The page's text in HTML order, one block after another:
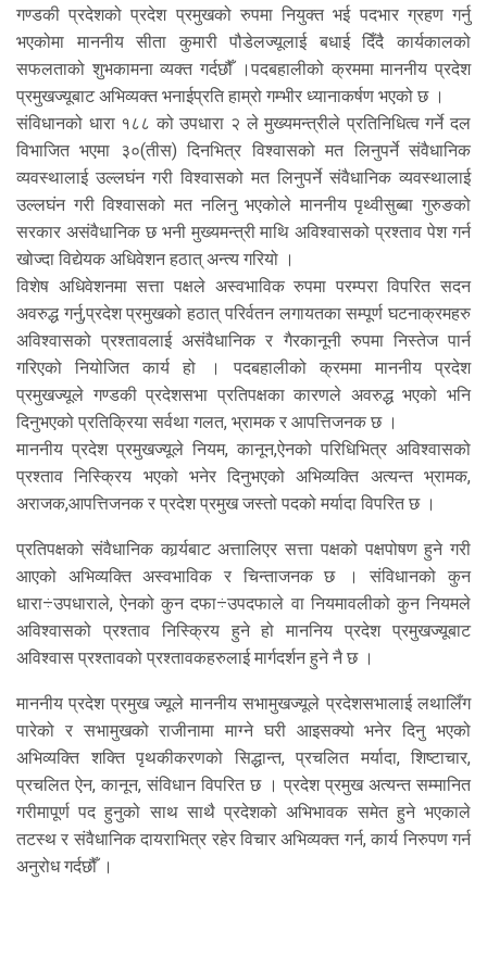
गण्डकी प्रदेशको प्रदेश प्रमुखको रुपमा नियुक्त भई पदभार ग्रहण गर्नु
भएकोमा माननीय सीता कुमारी पौडेलज्यूलाई बधाई दिँदै कार्यकालको
सफलताको शुभकामना व्यक्त गर्दछौँ ।पदबहालीको क्रममा माननीय प्रदेश
प्रमुखज्यूबाट अभिव्यक्त भनाईप्रति हाम्रो गम्भीर ध्यानाकर्षण भएको छ ।
संविधानको धारा १८८ को उपधारा २ ले मुख्यमन्त्रीले प्रतिनिधित्व गर्ने दल
विभाजित भएमा ३०(तीस) दिनभित्र विश्वासको मत लिनुपर्ने संवैधानिक
व्यवस्थालाई उल्लघंन गरी विश्वासको मत लिनुपर्ने संवैधानिक व्यवस्थालाई
उल्लघंन गरी विश्वासको मत नलिनु भएकोले माननीय पृथ्वीसुब्बा गुरुङको
सरकार असंवैधानिक छ भनी मुख्यमन्त्री माथि अविश्वासको प्रश्ताव पेश गर्न
खोज्दा विद्येयक अधिवेशन हठात् अन्त्य गरियो ।
विशेष अधिवेशनमा सत्ता पक्षले अस्वभाविक रुपमा परम्परा विपरित सदन
अवरुद्ध गर्नु,प्रदेश प्रमुखको हठात् परिर्वतन लगायतका सम्पूर्ण घटनाक्रमहरु
अविश्वासको प्रश्तावलाई असंवैधानिक र गैरकानूनी रुपमा निस्तेज पार्न
गरिएको नियोजित कार्य हो । पदबहालीको क्रममा माननीय प्रदेश
प्रमुखज्यूले गण्डकी प्रदेशसभा प्रतिपक्षका कारणले अवरुद्ध भएको भनि
दिनुभएको प्रतिक्रिया सर्वथा गलत, भ्रामक र आपत्तिजनक छ ।
माननीय प्रदेश प्रमुखज्यूले नियम, कानून,ऐनको परिधिभित्र अविश्वासको
प्रश्ताव निस्क्रिय भएको भनेर दिनुभएको अभिव्यक्ति अत्यन्त भ्रामक,
अराजक,आपत्तिजनक र प्रदेश प्रमुख जस्तो पदको मर्यादा विपरित छ ।
प्रतिपक्षको संवैधानिक कार्र्यबाट अत्तालिएर सत्ता पक्षको पक्षपोषण हुने गरी
आएको अभिव्यक्ति अस्वभाविक र चिन्ताजनक छ । संविधानको कुन
धारा÷उपधाराले, ऐनको कुन दफा÷उपदफाले वा नियमावलीको कुन नियमले
अविश्वासको प्रश्ताव निस्क्रिय हुने हो माननिय प्रदेश प्रमुखज्यूबाट
अविश्वास प्रश्तावको प्रश्तावकहरुलाई मार्गदर्शन हुने नै छ ।
माननीय प्रदेश प्रमुख ज्यूले माननीय सभामुखज्यूले प्रदेशसभालाई लथालिँग
पारेको र सभामुखको राजीनामा माग्ने घरी आइसक्यो भनेर दिनु भएको
अभिव्यक्ति शक्ति पृथकीकरणको सिद्धान्त, प्रचलित मर्यादा, शिष्टाचार,
प्रचलित ऐन, कानून, संविधान विपरित छ । प्रदेश प्रमुख अत्यन्त सम्मानित
गरीमापूर्ण पद हुनुको साथ साथै प्रदेशको अभिभावक समेत हुने भएकाले
तटस्थ र संवैधानिक दायराभित्र रहेर विचार अभिव्यक्त गर्न, कार्य निरुपण गर्न
अनुरोध गर्दछौँ ।